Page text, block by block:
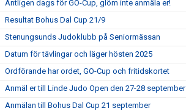
Äntligen dags för GO-Cup, glöm inte anmäla er!
Resultat Bohus Dal Cup 21/9
Stenungsunds Judoklubb på Seniormässan
Datum för tävlingar och läger hösten 2025
Ordförande har ordet, GO-Cup och fritidskortet
Anmäl er till Linde Judo Open den 27-28 september
Anmälan till Bohus Dal Cup 21 september